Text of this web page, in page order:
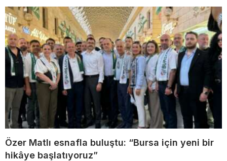
Özer Matlı esnafla buluştu: “Bursa için yeni bir
hikâye başlatıyoruz”